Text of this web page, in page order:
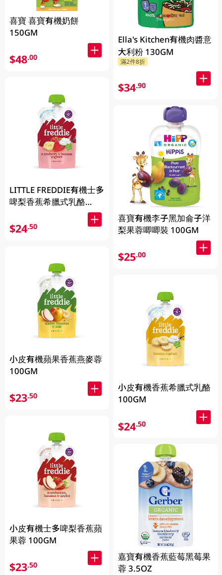
喜寶 喜寶有機奶餅
150GM
$48.00
LITTLE FREDDIE有機士多
啤梨香蕉希臘式乳酪
$24.50
小皮有機蘋果香蕉燕麥蓉
100GM
$23.50
小皮有機士多啤梨香蕉蘋
果蓉 100GM
$23.50
Ella's Kitchen有機肉醬意
大利粉 130GM
滿2件8折
$34.90
喜寶有機李子黑加侖子洋
梨果蓉唧唧裝 100GM
$25.00
小皮有機香蕉希臘式乳酪
100GM
$24.50
嘉寶有機香蕉藍莓黑莓果
蓉 3.5OZ